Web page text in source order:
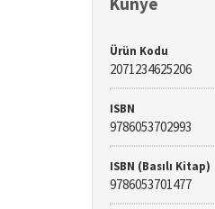
Ürün Kodu
2071234625206
ISBN
9786053702993
ISBN (Basılı Kitap)
9786053701477